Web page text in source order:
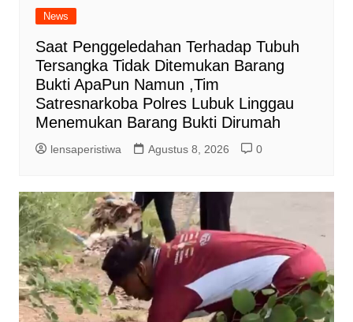
News
Saat Penggeledahan Terhadap Tubuh
Tersangka Tidak Ditemukan Barang
Bukti ApaPun Namun ,Tim
Satresnarkoba Polres Lubuk Linggau
Menemukan Barang Bukti Dirumah
lensaperistiwa Agustus 8, 2026 0